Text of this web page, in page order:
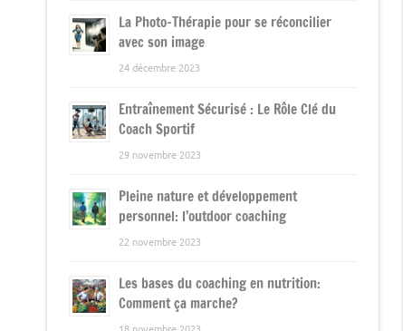
La Photo-Thérapie pour se réconcilier
avec son image
24 décembre 2023
Entraînement Sécurisé : Le Rôle Clé du
Coach Sportif
29 novembre 2023
Pleine nature et développement
personnel: l’outdoor coaching
22 novembre 2023
Les bases du coaching en nutrition:
Comment ça marche?